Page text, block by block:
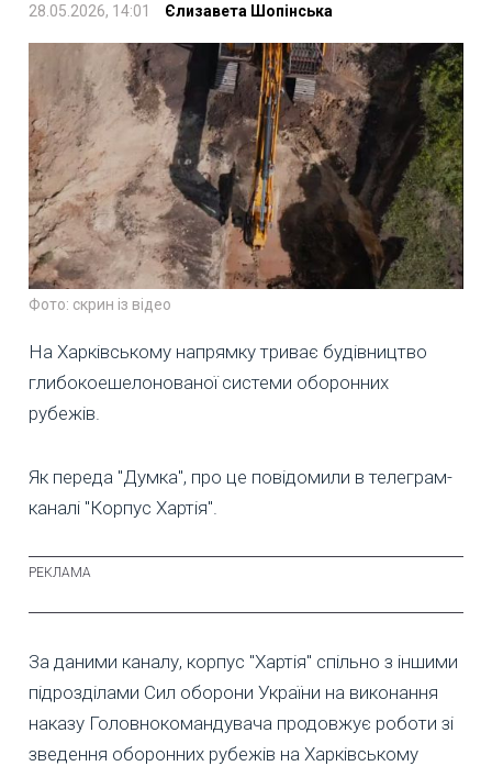
28.05.2026, 14:01 Єлизавета Шопінська
Фото: скрин із відео
На Харківському напрямку триває будівництво
глибокоешелонованої системи оборонних
рубежів.
Як переда "Думка", про це повідомили в телеграм-
каналі "Корпус Хартія".
За даними каналу, корпус "Хартія" спільно з іншими
підрозділами Сил оборони України на виконання
наказу Головнокомандувача продовжує роботи зі
зведення оборонних рубежів на Харківському